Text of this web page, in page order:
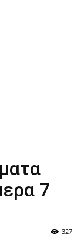
7
327